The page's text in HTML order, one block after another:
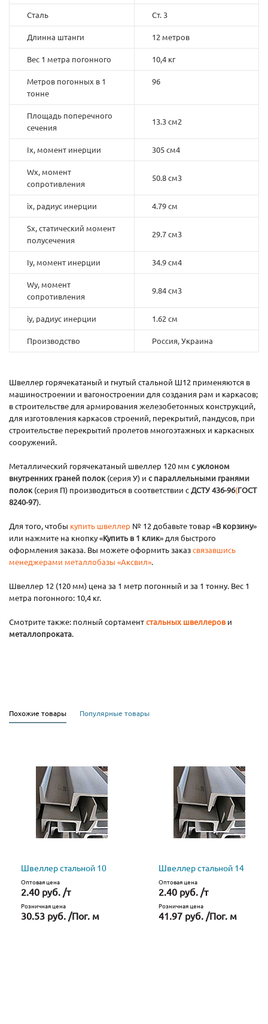
Сталь Ст. 3
Длинна штанги 12 метров
Вес 1 метра погонного 10,4 кг
Метров погонных в 1
тонне
96
Площадь поперечного
сечения
13.3 см2
Ix, момент инерции 305 см4
Wx, момент
сопротивления
50.8 см3
ix, радиус инерции 4.79 см
Sx, статический момент
полусечения
29.7 см3
Iy, момент инерции 34.9 см4
Wy, момент
сопротивления
9.84 см3
iy, радиус инерции 1.62 см
Производство Россия, Украина
Швеллер горячекатаный и гнутый стальной Ш12 применяются в
машиностроении и вагоностроении для создания рам и каркасов;
в строительстве для армирования железобетонных конструкций,
для изготовления каркасов строений, перекрытий, пандусов, при
строительстве перекрытий пролетов многоэтажных и каркасных
сооружений.
Металлический горячекатаный швеллер 120 мм с уклоном
внутренних граней полок (серия У) и с параллельными гранями
полок (серия П) производиться в соответствии сДСТУ 436-96(ГОСТ
8240-97).
Для того, чтобы купить швеллер № 12 добавьте товар «В корзину»
или нажмите на кнопку «Купить в 1 клик» для быстрого
оформления заказа. Вы можете оформить заказсвязавшись
менеджерами металлобазы «Аксвил».
Швеллер 12 (120 мм) цена за 1 метр погонный и за 1 тонну. Вес 1
метра погонного: 10,4 кг.
Смотрите также: полный сортаментстальных швеллеров и
металлопроката.
Похожие товары Популярные товары
Швеллер стальной 10
Оптовая цена
2.40 руб. /т
Розничная цена
30.53 руб. /Пог. м
Швеллер стальной 14
Оптовая цена
2.40 руб. /т
Розничная цена
41.97 руб. /Пог. м